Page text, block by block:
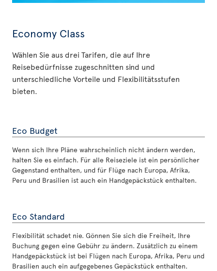
Economy Class
Wählen Sie aus drei Tarifen, die auf Ihre
Reisebedürfnisse zugeschnitten sind und
unterschiedliche Vorteile und Flexibilitätsstufen
bieten.
Eco Budget
Wenn sich Ihre Pläne wahrscheinlich nicht ändern werden,
halten Sie es einfach. Für alle Reiseziele ist ein persönlicher
Gegenstand enthalten, und für Flüge nach Europa, Afrika,
Peru und Brasilien ist auch ein Handgepäckstück enthalten.
Eco Standard
Flexibilität schadet nie. Gönnen Sie sich die Freiheit, Ihre
Buchung gegen eine Gebühr zu ändern. Zusätzlich zu einem
Handgepäckstück ist bei Flügen nach Europa, Afrika, Peru und
Brasilien auch ein aufgegebenes Gepäckstück enthalten.